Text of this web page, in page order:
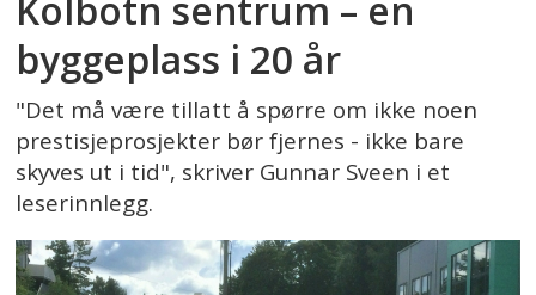
Kolbotn sentrum – en
byggeplass i 20 år
"Det må være tillatt å spørre om ikke noen
prestisjeprosjekter bør fjernes - ikke bare
skyves ut i tid", skriver Gunnar Sveen i et
leserinnlegg.